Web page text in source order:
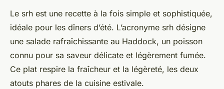
Le srh est une recette à la fois simple et sophistiquée,
idéale pour les dîners d’été. L’acronyme srh désigne
une salade rafraîchissante au Haddock, un poisson
connu pour sa saveur délicate et légèrement fumée.
Ce plat respire la fraîcheur et la légèreté, les deux
atouts phares de la cuisine estivale.